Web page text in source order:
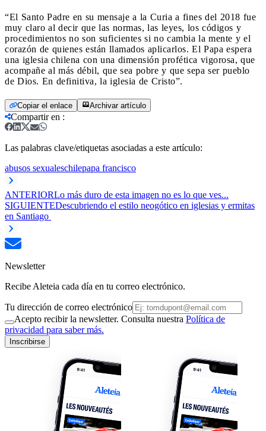
“El Santo Padre en su mensaje a la Curia a fines del 2018 fue
muy claro al decir que las normas, las leyes, los códigos y
procedimientos no son suficientes si no cambia la mente y el
corazón de quienes están llamados aplicarlos. El Papa espera
una iglesia chilena con una dimensión profética vigorosa, que
acompañe al más débil, que sea pobre y que sepa ser pueblo
de Dios. En definitiva, la iglesia de Cristo”.
Copiar el enlace Archivar artículo
Compartir en :
Las palabras clave/etiquetas asociadas a este artículo:
abusos sexualeschilepapa francisco
ANTERIORLo más duro de esta imagen no es lo que ves...
SIGUIENTEDescubriendo el estilo neogótico en iglesias y ermitas
en Santiago
Newsletter
Recibe Aleteia cada día en tu correo electrónico.
Tu dirección de correo electrónico
Acepto recibir la newsletter. Consulta nuestra Política de
privacidad para saber más.
Inscribirse